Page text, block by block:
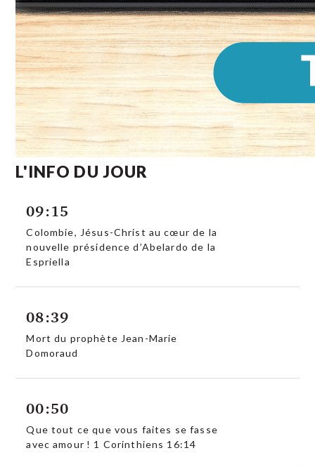
L'INFO DU JOUR
09:15
Colombie, Jésus-Christ au cœur de la
nouvelle présidence d’Abelardo de la
Espriella
08:39
Mort du prophète Jean-Marie
Domoraud
00:50
Que tout ce que vous faites se fasse
avec amour ! 1 Corinthiens 16:14